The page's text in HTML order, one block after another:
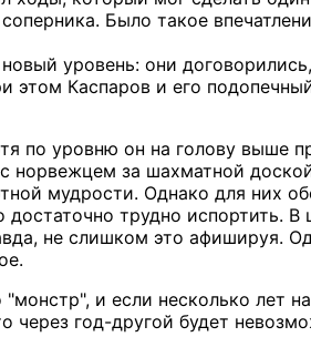
Было такое
уровень: они
этом Каспаров и его
по уровню он на голову выше
норвежцем за шахматной
мудрости. Однако для них
трудно испортить. В
не слишком это афишируя.
и если несколько лет
через год-другой будет